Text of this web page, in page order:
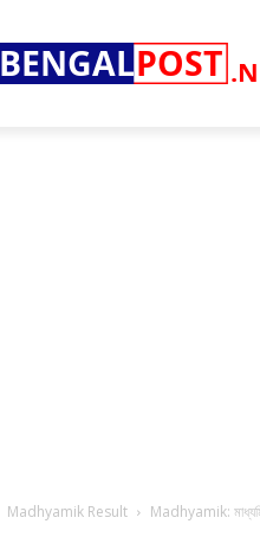
.N
BENGALPOST
Madhyamik Result Madhyamik: